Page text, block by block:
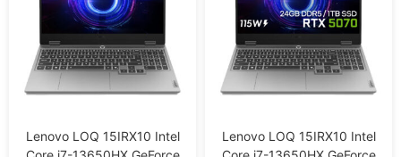
Lenovo LOQ 15IRX10 Intel
Lenovo LOQ 15IRX10 Intel